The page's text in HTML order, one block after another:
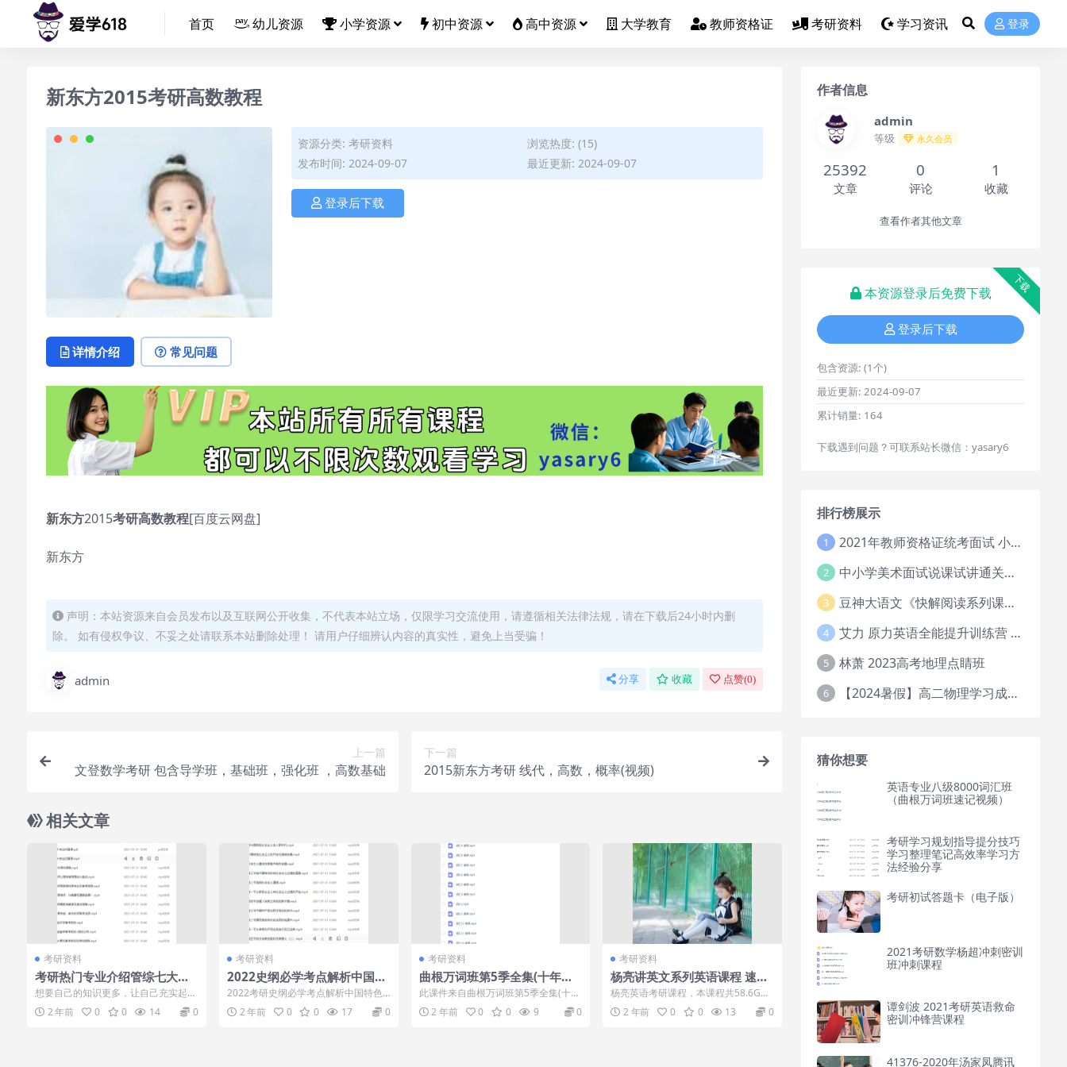
首页 幼儿资源 小学资源 初中资源 高中资源 大学教育 教师资格证 考研资料 学习资讯 登录
新东方2015考研高数教程
资源分类: 考研资料
浏览热度: (15)
发布时间: 2024-09-07
最近更新: 2024-09-07
登录后下载
详情介绍 常见问题
新东方2015考研高数教程[百度云网盘]
新东方
声明：本站资源来自会员发布以及互联网公开收集，不代表本站立场，仅限学习交流使用，请遵循相关法律法规，请在下载后24小时内删
除。 如有侵权争议、不妥之处请联系本站删除处理！ 请用户仔细辨认内容的真实性，避免上当受骗！
admin 分享 收藏 点赞(0)
上一篇
文登数学考研 包含导学班，基础班，强化班 ，高数基础
下一篇
2015新东方考研 线代，高数，概率(视频)
相关文章
考研资料
考研热门专业介绍管综七大专
业扫盲课从零学起备考法硕
想要自己的知识更多，让自己充实起来
吧！考研热门专业介绍管综七大专业扫
盲课从零学起...
2 年前 0 0 14 0
考研资料
2022史纲必学考点解析中国特
色社会主义进入新时代
2022考研史纲必学考点解析中国特色
社会主义进入新时代，了解中国的发展
史，对你学...
2 年前 0 0 17 0
考研资料
曲根万词班第5季全集(十年经
典长青课程)
此课件来自曲根万词班第5季全集(十年
经典长青课程)，曲根万词班,“万词王”
经典必...
2 年前 0 0 9 0
考研资料
杨亮讲英文系列英语课程 速记
考研词汇5500
杨亮英语考研课程，本课程共58.6G
B，VIP会员可通过百度网盘转存下载
或者在线...
2 年前 0 0 13 0
作者信息
admin
等级 永久会员
25392
文章
0
评论
1
收藏
查看作者其他文章
下载
本资源登录后免费下载
登录后下载
包含资源: (1个)
最近更新: 2024-09-07
累计销量: 164
下载遇到问题？可联系站长微信：yasary6
排行榜展示
1 2021年教师资格证统考面试 小学教资资料试讲+答辩
2 中小学美术面试说课试讲通关班14讲（辅助资料第一套）
3 豆神大语文《快解阅读系列课教程完整》
4 艾力 原力英语全能提升训练营 151G网课大合集
5 林萧 2023高考地理点睛班
6 【2024暑假】高二物理学习成长与规划系统1期
猜你想要
英语专业八级8000词汇班
（曲根万词班速记视频）
考研学习规划指导提分技巧
学习整理笔记高效率学习方
法经验分享
考研初试答题卡（电子版）
2021考研数学杨超冲刺密训
班冲刺课程
谭剑波 2021考研英语救命
密训冲锋营课程
41376-2020年汤家凤腾讯